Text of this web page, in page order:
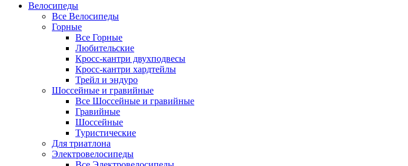
Велосипеды
Все Велосипеды
Горные
Все Горные
Любительские
Кросс-кантри двухподвесы
Кросс-кантри хардтейлы
Трейл и эндуро
Шоссейные и гравийные
Все Шоссейные и гравийные
Гравийные
Шоссейные
Туристические
Для триатлона
Электровелосипеды